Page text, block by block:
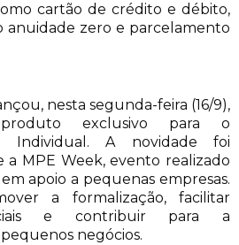
cartão de crédito e débito,
anuidade zero e parcelamento
nesta segunda-feira (16/9),
exclusivo para o
Individual. A novidade foi
MPE Week, evento realizado
apoio a pequenas empresas.
a formalização, facilitar
e contribuir para a
negócios.